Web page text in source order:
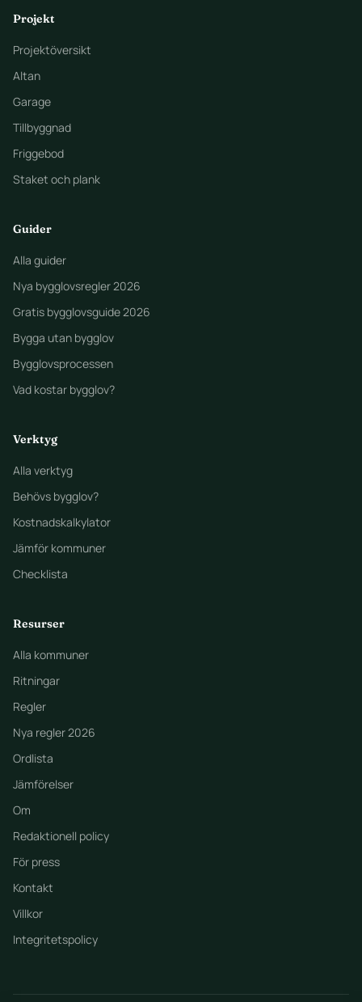
Projekt
Projektöversikt
Altan
Garage
Tillbyggnad
Friggebod
Staket och plank
Guider
Alla guider
Nya bygglovsregler 2026
Gratis bygglovsguide 2026
Bygga utan bygglov
Bygglovsprocessen
Vad kostar bygglov?
Verktyg
Alla verktyg
Behövs bygglov?
Kostnadskalkylator
Jämför kommuner
Checklista
Resurser
Alla kommuner
Ritningar
Regler
Nya regler 2026
Ordlista
Jämförelser
Om
Redaktionell policy
För press
Kontakt
Villkor
Integritetspolicy